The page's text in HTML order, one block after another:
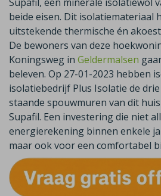
beide eisen. Dit isolatiemateriaal
uitstekende thermische én
De bewoners van deze
Koningsweg in Geldermalsen
beleven. Op 27-01-2023 hebben
isolatiebedrijf Plus Isolatie de
staande spouwmuren van dit
Supafil. Een investering die niet
energierekening binnen enkele
maar ook voor een comfortabel